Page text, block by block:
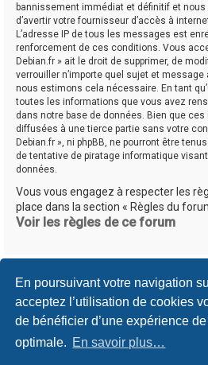
En poursuivant votre navigation
acceptez l’utilisation de cookies
de bénéficier d’une expérience
optimale. En savoir plus…
bannissement immédiat et définitif et
d’avertir votre fournisseur d’accès à
L’adresse IP de tous les messages est
renforcement de ces conditions. Vous
Debian.fr » ait le droit de supprimer, de
verrouiller n’importe quel sujet et message
nous estimons cela nécessaire. En tant
toutes les informations que vous avez
dans notre base de données. Bien que
diffusées à une tierce partie sans votre
Debian.fr », ni phpBB, ne pourront être
de tentative de piratage informatique
données.
Vous vous engagez à respecter les
place dans la section « Règles du
Voir les règles de ce forum